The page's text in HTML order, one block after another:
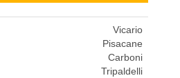
Vicario
Pisacane
Carboni
Tripaldelli